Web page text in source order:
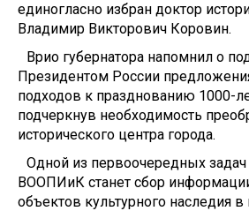
единогласно избран доктор
Владимир Викторович Коровин.
Врио губернатора напомнил о
Президентом России
подходов к празднованию 1000-
подчеркнув необходимость
исторического центра города.
Одной из первоочередных задач
ВООПИиК станет сбор
объектов культурного наследия